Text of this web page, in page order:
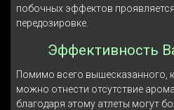
побочных эффектов
передозировке.
Эффективность
Помимо всего вышесказанного,
можно отнести отсутствие
благодаря этому атлеты могут